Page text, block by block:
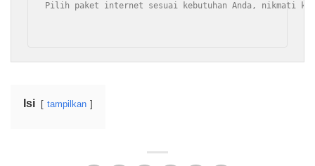
Pilih paket internet sesuai kebutuhan Anda, nikmati
Isi tampilkan